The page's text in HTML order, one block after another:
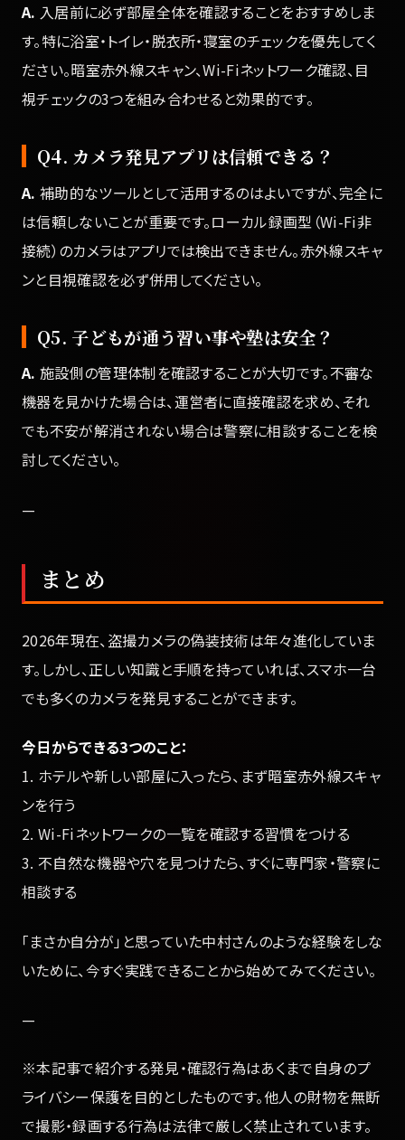
A. 入居前に必ず部屋全体を確認することをおすすめしま
す。特に浴室・トイレ・脱衣所・寝室のチェックを優先してく
ださい。暗室赤外線スキャン、Wi-Fiネットワーク確認、目
視チェックの3つを組み合わせると効果的です。
Q4. カメラ発見アプリは信頼できる？
A. 補助的なツールとして活用するのはよいですが、完全に
は信頼しないことが重要です。ローカル録画型（Wi-Fi非
接続）のカメラはアプリでは検出できません。赤外線スキャ
ンと目視確認を必ず併用してください。
Q5. 子どもが通う習い事や塾は安全？
A. 施設側の管理体制を確認することが大切です。不審な
機器を見かけた場合は、運営者に直接確認を求め、それ
でも不安が解消されない場合は警察に相談することを検
討してください。
—
まとめ
2026年現在、盗撮カメラの偽装技術は年々進化していま
す。しかし、正しい知識と手順を持っていれば、スマホ一台
でも多くのカメラを発見することができます。
今日からできる3つのこと：
1. ホテルや新しい部屋に入ったら、まず暗室赤外線スキャ
ンを行う
2. Wi-Fiネットワークの一覧を確認する習慣をつける
3. 不自然な機器や穴を見つけたら、すぐに専門家・警察に
相談する
「まさか自分が」と思っていた中村さんのような経験をしな
いために、今すぐ実践できることから始めてみてください。
—
※本記事で紹介する発見・確認行為はあくまで自身のプ
ライバシー保護を目的としたものです。他人の財物を無断
で撮影・録画する行為は法律で厳しく禁止されています。